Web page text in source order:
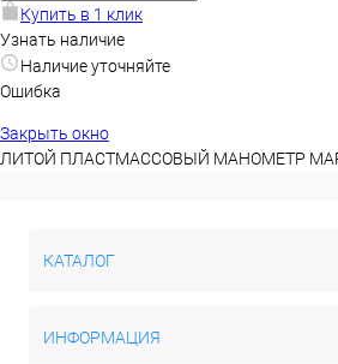
Купить в 1 клик
Узнать наличие
Наличие уточняйте
Ошибка
Закрыть окно
ЛИТОЙ ПЛАСТМАССОВЫЙ МАНОМЕТР
КАТАЛОГ
ИНФОРМАЦИЯ